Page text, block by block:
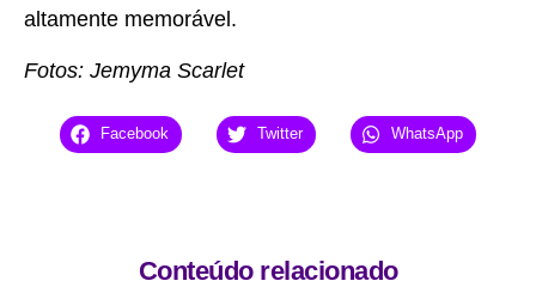
altamente memorável.
Fotos: Jemyma Scarlet
Facebook Twitter WhatsApp
Conteúdo relacionado